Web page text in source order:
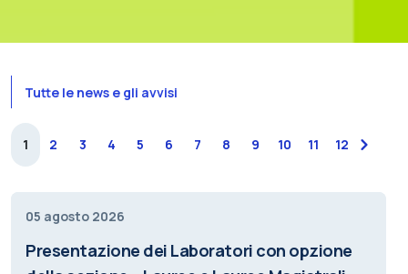
Tutte le news e gli avvisi
1 2 3 4 5 6 7 8 9 10 11 12 next
05 agosto 2026
Presentazione dei Laboratori con opzione